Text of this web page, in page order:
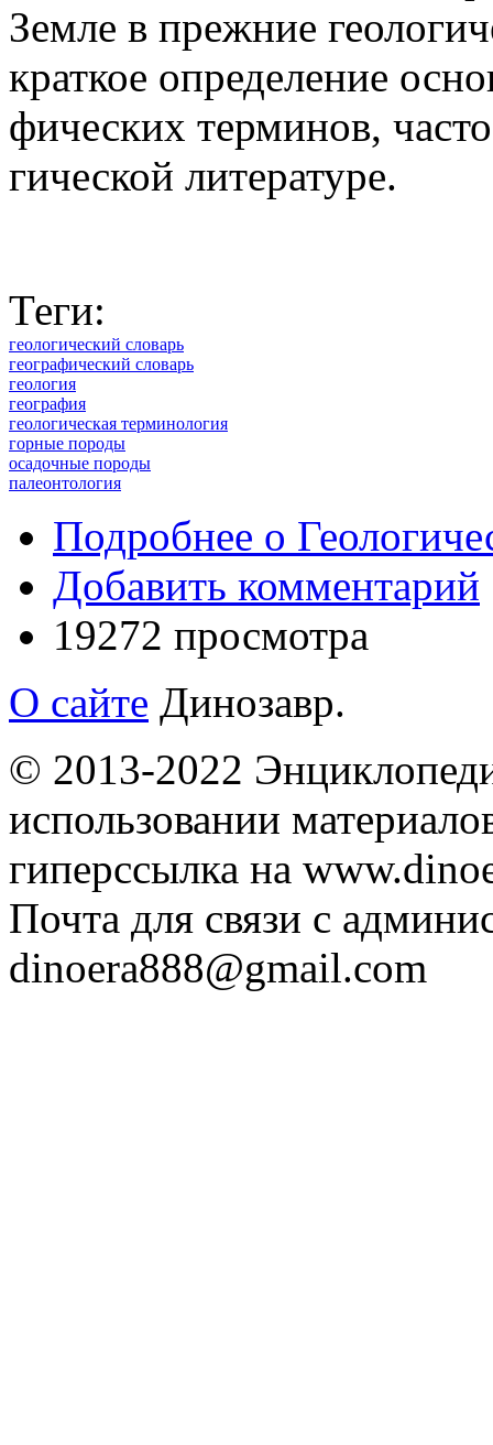
Земле в преж­ние
краткое оп­ре­де­ле­ние
фи­че­ских тер­ми­нов,
ги­че­ской ли­те­ра­туре.
Теги:
геологический словарь
географический словарь
геология
география
геологическая терминология
горные породы
осадочные породы
палеонтология
Подробнее о
Добавить комментарий
19272 просмотра
О сайте Динозавр.
© 2013-2022
использовании
гиперссылка на
Почта для связи с
dinoera888@gmail.com